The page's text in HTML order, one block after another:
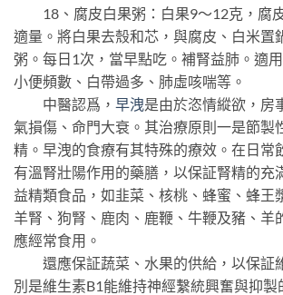
18、腐皮白果粥：白果9～12克，腐
適量。將白果去殼和芯，與腐皮、白米置
粥。每日1次，當早點吃。補腎益肺。適
小便頻數、白帶過多、肺虛咳喘等。
中醫認爲， 早洩是由於恣情縱欲，房
氣損傷、命門大衰。其治療原則一是節製
精。早洩的食療有其特殊的療效。在日常
有溫腎壯陽作用的藥膳，以保証腎精的充
益精類食品，如韭菜、核桃、蜂蜜、蜂王
羊腎、狗腎、鹿肉、鹿鞭、牛鞭及豬、羊
應經常食用。
還應保証蔬菜、水果的供給，以保証
別是維生素B1能維持神經繫統興奮與抑製